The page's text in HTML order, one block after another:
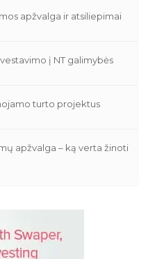
apžvalga ir atsiliepimai
į NT galimybės
turto projektus
apžvalga – ką verta žinoti